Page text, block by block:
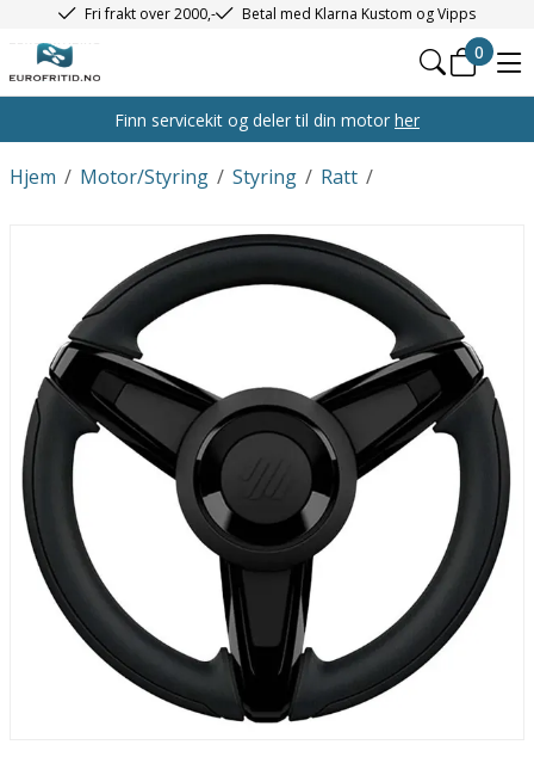
Fri frakt over 2000,- Betal med Klarna Kustom og Vipps
0
Finn servicekit og deler til din motor her
/
Hjem /
Motor/Styring /
Styring /
Ratt